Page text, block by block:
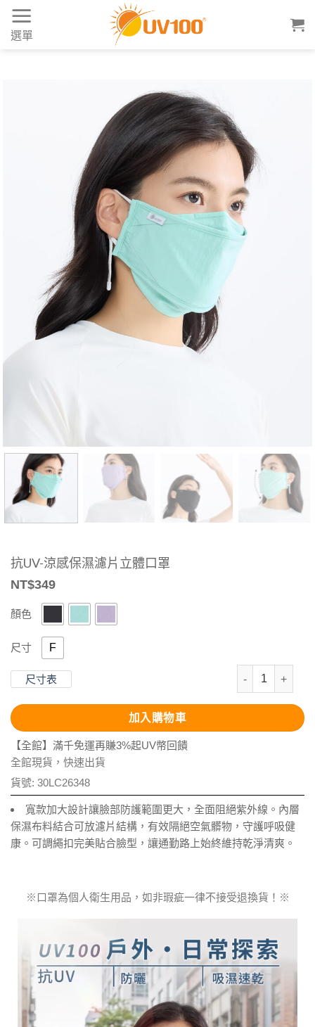
Skip
content
選單
抗UV-涼感保濕濾片立體口罩
NT$349
顏色
尺寸 F
尺寸表
抗UV-涼感保
加入購物車
【全館】滿千免運再賺3%起UV幣回饋
全館現貨，快速出貨
貨號: 30LC26348
寬款加大設計讓臉部防護範圍更大，全面阻絕紫外線。內層
保濕布料結合可放濾片結構，有效隔絕空氣髒物，守護呼吸健
康。可調繩扣完美貼合臉型，讓通勤路上始終維持乾淨清爽。
※口罩為個人衛生用品，如非瑕疵一律不接受退換貨！※